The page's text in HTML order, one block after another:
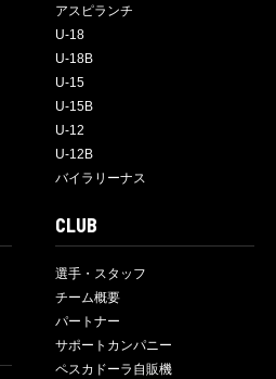
アスピランチ
U-18
U-18B
U-15
U-15B
U-12
U-12B
バイラリーナス
CLUB
選手・スタッフ
チーム概要
パートナー
サポートカンパニー
ペスカドーラ自販機